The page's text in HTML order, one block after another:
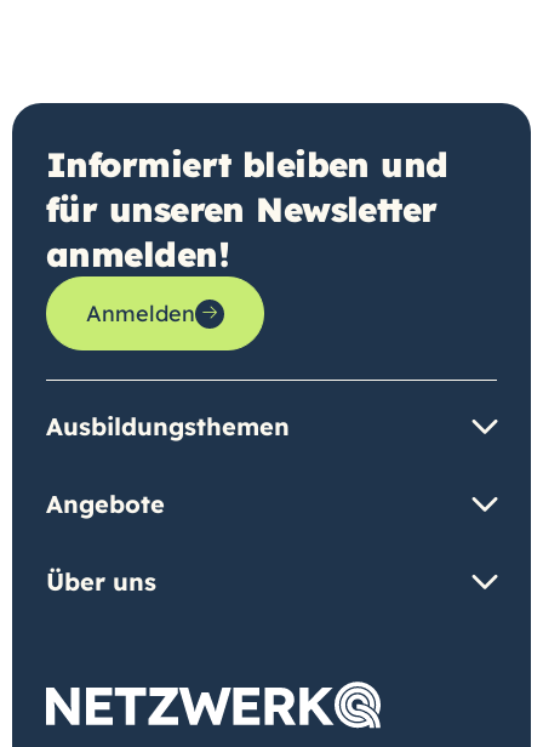
Informiert bleiben und
für unseren Newsletter
anmelden!
Anmelden
Ausbildungsthemen
Angebote
Über uns